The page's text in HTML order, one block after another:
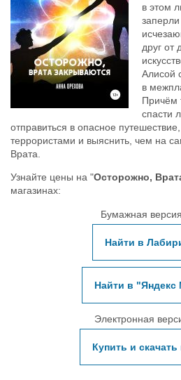
в этом
друг от
Алисой
в
Причём
спасти
отправиться в опасное
террористами и выяснить, чем на
Врата.
Узнайте цены на "Осторожно,
магазинах:
Бумажная
Найти в
Найти в "Яндекс
Электронная
Купить и